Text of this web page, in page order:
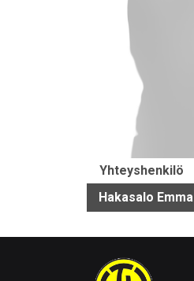
Yhteyshenkilö
Hakasalo Emma